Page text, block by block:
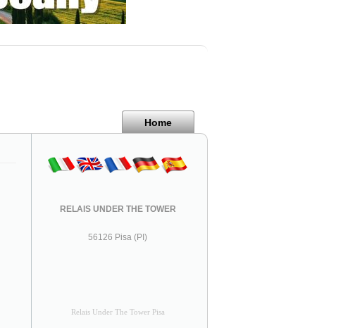
Home
RELAIS UNDER THE TOWER
56126 Pisa (PI)
Relais Under The Tower Pisa